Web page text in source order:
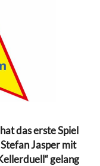
das erste Spiel
Jasper mit
gelang